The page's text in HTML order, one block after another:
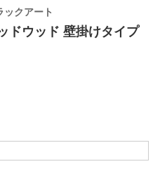
クアート
ドウッド 壁掛けタイプ